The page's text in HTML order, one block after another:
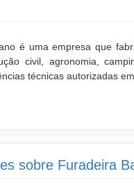
é uma empresa que
civil, agronomia,
técnicas autorizadas
sobre Furadeira